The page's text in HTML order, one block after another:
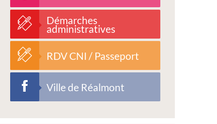
Démarches
administratives
RDV CNI / Passeport
Ville de Réalmont